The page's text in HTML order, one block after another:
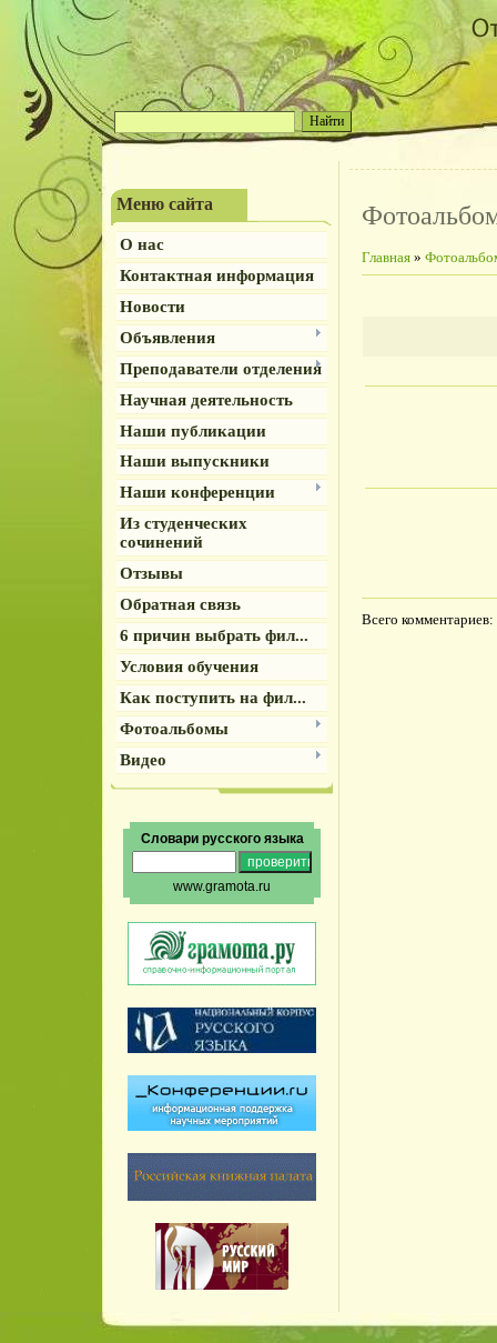
Меню сайта
О нас
Контактная информация
Новости
Объявления
Преподаватели отделения
Научная деятельность
Наши публикации
Наши выпускники
Наши конференции
Из студенческих
сочинений
Отзывы
Обратная связь
6 причин выбрать фил...
Условия обучения
Как поступить на фил...
Фотоальбомы
Видео
Словари русского языка
www.gramota.ru
Главная »
Всего комментариев: